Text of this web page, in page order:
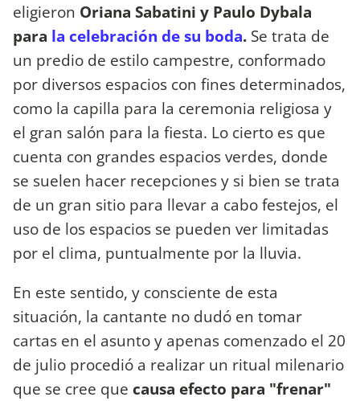
eligieron Oriana Sabatini y Paulo Dybala
para la celebración de su boda. Se trata de
un predio de estilo campestre, conformado
por diversos espacios con fines determinados,
como la capilla para la ceremonia religiosa y
el gran salón para la fiesta. Lo cierto es que
cuenta con grandes espacios verdes, donde
se suelen hacer recepciones y si bien se trata
de un gran sitio para llevar a cabo festejos, el
uso de los espacios se pueden ver limitadas
por el clima, puntualmente por la lluvia.
En este sentido, y consciente de esta
situación, la cantante no dudó en tomar
cartas en el asunto y apenas comenzado el 20
de julio procedió a realizar un ritual milenario
que se cree que causa efecto para "frenar"